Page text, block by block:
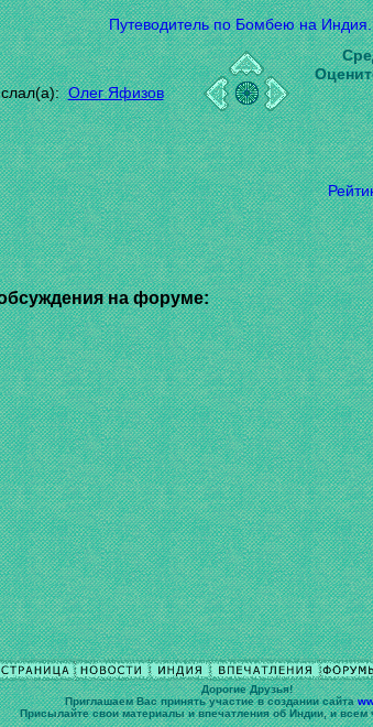
Путеводитель по Бомбею на
Олег Яфизов
на форуме:
Дорогие Друзья!
Приглашаем Вас принять участие в cоздании сайта
Присылайте свои материалы и впечатления об Индии, и всем